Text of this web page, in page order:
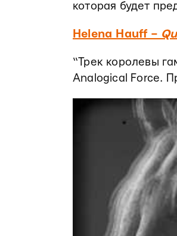
которая будет
Helena Hauff –
“Трек королевы
Analogical Force.